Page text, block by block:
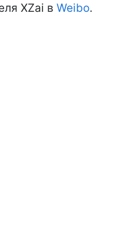
XZai в Weibo.